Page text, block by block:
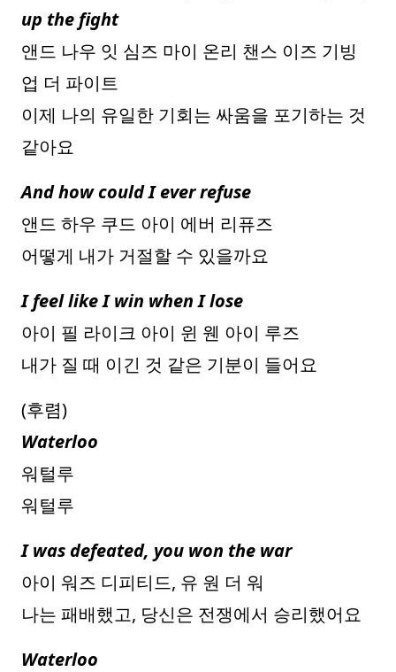
up the fight
앤드 나우 잇 심즈 마이 온리 챈스 이즈 기빙
업 더 파이트
이제 나의 유일한 기회는 싸움을 포기하는 것
같아요
And how could I ever refuse
앤드 하우 쿠드 아이 에버 리퓨즈
어떻게 내가 거절할 수 있을까요
I feel like I win when I lose
아이 필 라이크 아이 윈 웬 아이 루즈
내가 질 때 이긴 것 같은 기분이 들어요
(후렴)
Waterloo
워털루
워털루
I was defeated, you won the war
아이 워즈 디피티드, 유 원 더 워
나는 패배했고, 당신은 전쟁에서 승리했어요
Waterloo